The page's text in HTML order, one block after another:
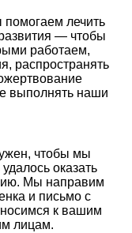
лечить
— чтобы
работаем,
распространять
выполнять наши
чтобы мы
оказать
Мы направим
и письмо с
к вашим
лицам.